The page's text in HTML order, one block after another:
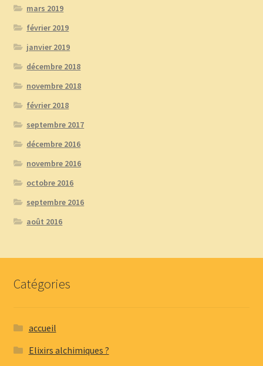
mars 2019
février 2019
janvier 2019
décembre 2018
novembre 2018
février 2018
septembre 2017
décembre 2016
novembre 2016
octobre 2016
septembre 2016
août 2016
Catégories
accueil
Elixirs alchimiques ?